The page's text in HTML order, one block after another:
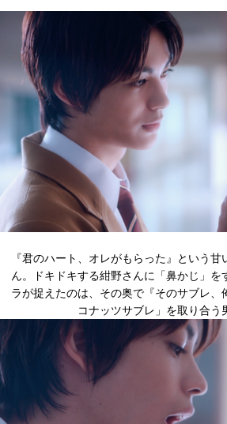
『君のハート、オレがもらった』という甘
ん。ドキドキする紺野さんに「鼻かじ」
ラが捉えたのは、その奥で『そのサブレ、
コナッツサブレ」を取り合う